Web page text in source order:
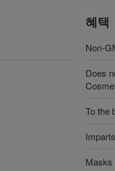
혜택
Non-
Does
To the
Masks